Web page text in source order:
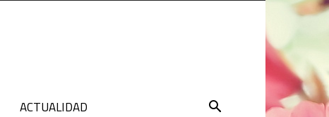
ACTUALIDAD